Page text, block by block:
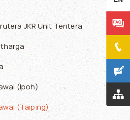
JKR Unit Tentera
(Ipoh)
(Taiping)